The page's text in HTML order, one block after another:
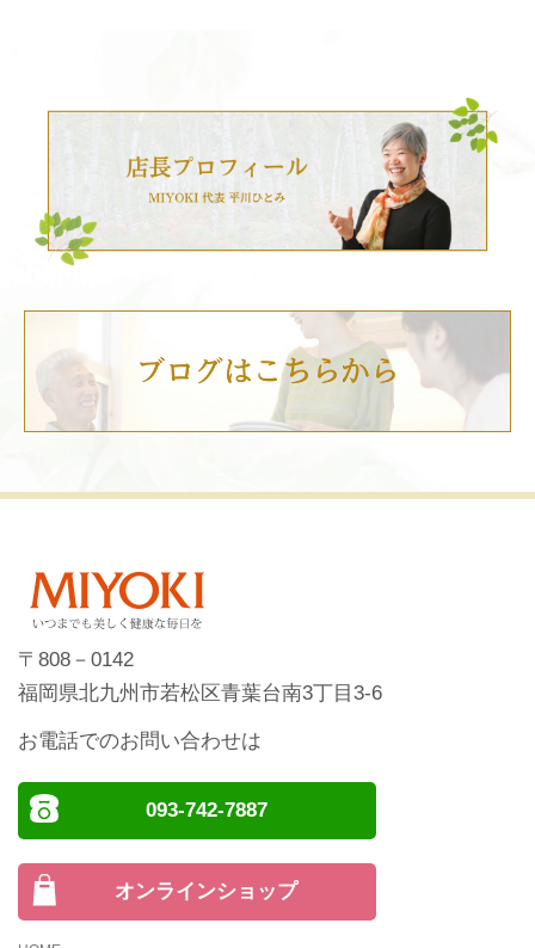
〒808－0142
福岡県北九州市若松区青葉台南3丁目3-6
お電話でのお問い合わせは
093-742-7887
オンラインショップ